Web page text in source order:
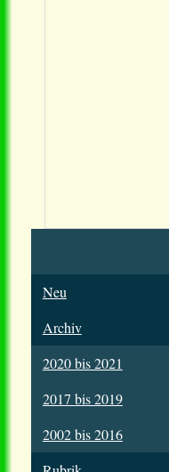
Neu
Archiv
2020 bis 2021
2017 bis 2019
2002 bis 2016